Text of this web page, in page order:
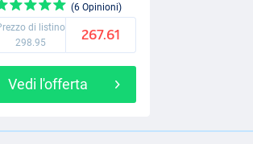
(6 Opinioni)
di listino
298.95
267.61
Vedi l'offerta